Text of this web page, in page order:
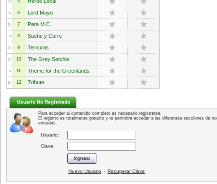
5
6 Lord Mayo
7 Para M.C.
8 Sueñe y Corre
9 Ternuras
10 The Grey Setchie
11 Theme for the Greenlands
12 Tribute
Usuario No Registrado
Para acceder al contenido completo es necesario registrarse.
El registro es totalmente gratuito y te permitirá acceder a las diferentes secciones de
entradas.
Usuario:
Clave:
Nuevo Usuario - Recuperar Clave